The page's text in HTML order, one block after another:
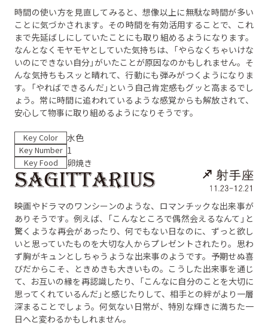
時間の使い方を見直してみると、想像以上に無駄な時間が多い
ことに気づかされます。その時間を有効活用することで、これ
まで先延ばしにしていたことにも取り組めるようになります。
なんとなくモヤモヤとしていた気持ちは、「やらなくちゃいけな
いのにできない自分」がいたことが原因なのかもしれません。そ
んな気持ちもスッと晴れて、行動にも弾みがつくようになりま
す。「やればできるんだ」という自己肯定感もグッと高まるでし
ょう。常に時間に追われているような感覚からも解放されて、
安心して物事に取り組めるようになりそうです。
Key Color 水色
Key Number 1
Key Food 卵焼き
映画やドラマのワンシーンのような、ロマンチックな出来事が
ありそうです。例えば、「こんなところで偶然会えるなんて」と
驚くような再会があったり、何でもない日なのに、ずっと欲し
いと思っていたものを大切な人からプレゼントされたり。思わ
ず胸がキュンとしちゃうような出来事のようです。予期せぬ喜
びだからこそ、ときめきも大きいもの。こうした出来事を通じ
て、お互いの縁を再認識したり、「こんなに自分のことを大切に
思ってくれているんだ」と感じたりして、相手との絆がより一層
深まることでしょう。何気ない日常が、特別な輝きに満ちた一
日へと変わるかもしれません。